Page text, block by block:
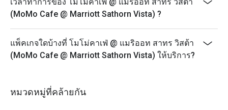
(MoMo Cafe @ Marriott Sathorn Vista) ?
แพ็คเกจใดบ้างที่ โมโม่คาเฟ่ @ แมริออท สาทร วิสต้า
(MoMo Cafe @ Marriott Sathorn Vista) ให้บริการ?
หมวดหมู่ที่คล้ายกัน